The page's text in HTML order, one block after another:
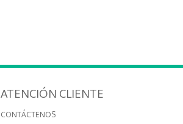
ATENCIÓN CLIENTE
CONTÁCTENOS